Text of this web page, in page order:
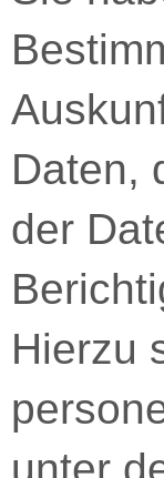
Daten,
der
Hierzu